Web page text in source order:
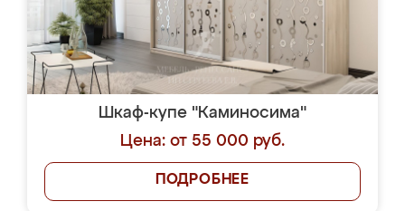
Шкаф-купе "Каминосима"
Цена: от 55 000 руб.
ПОДРОБНЕЕ